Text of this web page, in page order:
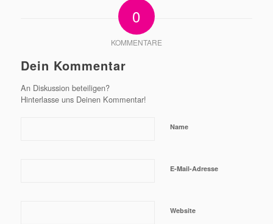
0
KOMMENTARE
Dein Kommentar
An Diskussion beteiligen?
Hinterlasse uns Deinen Kommentar!
Name
E-Mail-Adresse
Website